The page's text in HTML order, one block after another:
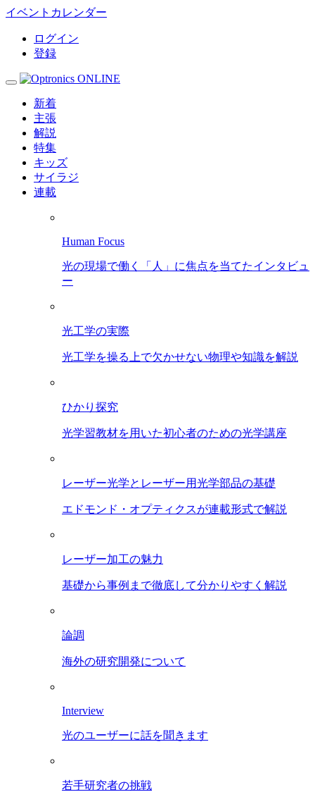
イベントカレンダー
ログイン
登録
新着
主張
解説
特集
キッズ
サイラジ
連載
Human Focus
光の現場で働く「人」に焦点を当てたインタビュ
ー
光工学の実際
光工学を操る上で欠かせない物理や知識を解説
ひかり探究
光学習教材を用いた初心者のための光学講座
レーザー光学とレーザー用光学部品の基礎
エドモンド・オプティクスが連載形式で解説
レーザー加工の魅力
基礎から事例まで徹底して分かりやすく解説
論調
海外の研究開発について
Interview
光のユーザーに話を聞きます
若手研究者の挑戦